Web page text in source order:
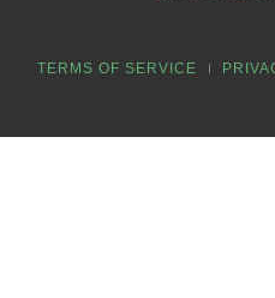
TERMS OF SERVICE